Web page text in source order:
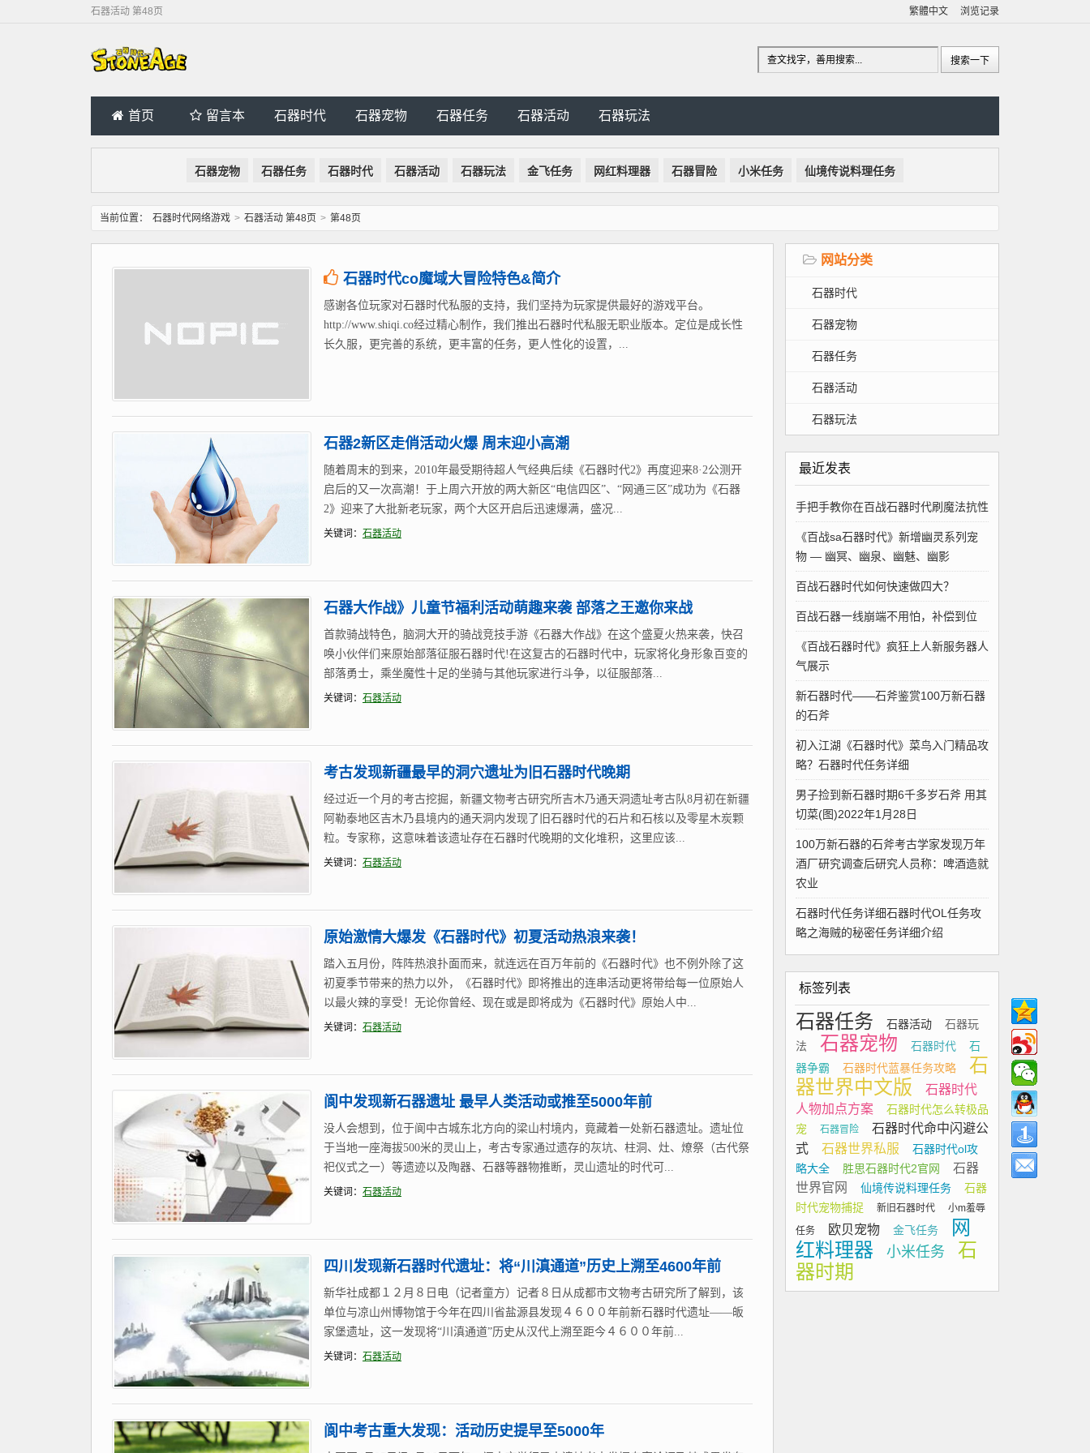
石器活动 第48页 繁體中文 浏览记录
首页 留言本 石器时代 石器宠物 石器任务 石器活动 石器玩法
石器宠物 石器任务 石器时代 石器活动 石器玩法 金飞任务 网红料理器 石器冒险 小米任务 仙境传说料理任务
当前位置： 石器时代网络游戏 > 石器活动 第48页 > 第48页
石器时代co魔域大冒险特色&简介
感谢各位玩家对石器时代私服的支持，我们坚持为玩家提供最好的游戏平台。
http://www.shiqi.co经过精心制作，我们推出石器时代私服无职业版本。定位是成长性
长久服，更完善的系统，更丰富的任务，更人性化的设置，...
石器2新区走俏活动火爆 周末迎小高潮
随着周末的到来，2010年最受期待超人气经典后续《石器时代2》再度迎来8·2公测开
启后的又一次高潮！于上周六开放的两大新区“电信四区”、“网通三区”成功为《石器
2》迎来了大批新老玩家，两个大区开启后迅速爆满，盛况...
关键词： 石器活动
石器大作战》儿童节福利活动萌趣来袭 部落之王邀你来战
首款骑战特色，脑洞大开的骑战竞技手游《石器大作战》在这个盛夏火热来袭，快召
唤小伙伴们来原始部落征服石器时代!在这复古的石器时代中，玩家将化身形象百变的
部落勇士，乘坐魔性十足的坐骑与其他玩家进行斗争，以征服部落...
关键词： 石器活动
考古发现新疆最早的洞穴遗址为旧石器时代晚期
经过近一个月的考古挖掘，新疆文物考古研究所吉木乃通天洞遗址考古队8月初在新疆
阿勒泰地区吉木乃县境内的通天洞内发现了旧石器时代的石片和石核以及零星木炭颗
粒。专家称，这意味着该遗址存在石器时代晚期的文化堆积，这里应该...
关键词： 石器活动
原始激情大爆发《石器时代》初夏活动热浪来袭！
踏入五月份，阵阵热浪扑面而来，就连远在百万年前的《石器时代》也不例外除了这
初夏季节带来的热力以外，《石器时代》即将推出的连串活动更将带给每一位原始人
以最火辣的享受！无论你曾经、现在或是即将成为《石器时代》原始人中...
关键词： 石器活动
阆中发现新石器遗址 最早人类活动或推至5000年前
没人会想到，位于阆中古城东北方向的梁山村境内，竟藏着一处新石器遗址。遗址位
于当地一座海拔500米的灵山上，考古专家通过遗存的灰坑、柱洞、灶、燎祭（古代祭
祀仪式之一）等遗迹以及陶器、石器等器物推断，灵山遗址的时代可...
关键词： 石器活动
四川发现新石器时代遗址：将“川滇通道”历史上溯至4600年前
新华社成都１２月８日电（记者童方）记者８日从成都市文物考古研究所了解到，该
单位与凉山州博物馆于今年在四川省盐源县发现４６００年前新石器时代遗址——皈
家堡遗址，这一发现将“川滇通道”历史从汉代上溯至距今４６００年前...
关键词： 石器活动
阆中考古重大发现：活动历史提早至5000年
网站分类
石器时代
石器宠物
石器任务
石器活动
石器玩法
最近发表
手把手教你在百战石器时代刷魔法抗性
《百战sa石器时代》新增幽灵系列宠
物 — 幽冥、幽泉、幽魅、幽影
百战石器时代如何快速做四大？
百战石器一线崩端不用怕，补偿到位
《百战石器时代》疯狂上人新服务器人
气展示
新石器时代——石斧鉴赏100万新石器
的石斧
初入江湖《石器时代》菜鸟入门精品攻
略？石器时代任务详细
男子捡到新石器时期6千多岁石斧 用其
切菜(图)2022年1月28日
100万新石器的石斧考古学家发现万年
酒厂研究调查后研究人员称：啤酒造就
农业
石器时代任务详细石器时代OL任务攻
略之海贼的秘密任务详细介绍
标签列表
石器任务 石器活动
石器玩
法
石器宠物 石器时代
石
器争霸
石器时代蓝暴任务攻略
石
器世界中文版
石器时代
人物加点方案
石器时代怎么转极品
宠
石器冒险
石器时代命中闪避公
式
石器世界私服
石器时代ol攻
略大全
胜思石器时代2官网
石器
世界官网
仙境传说料理任务
石器
时代宠物捕捉
新旧石器时代
小m羞辱
任务
欧贝宠物 金飞任务
网
红料理器
小米任务
石
器时期